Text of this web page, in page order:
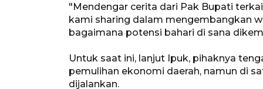
"Mendengar cerita dari Pak Bupati
kami sharing dalam mengembangkan
bagaimana potensi bahari di sana
Untuk saat ini, lanjut Ipuk, pihaknya
pemulihan ekonomi daerah, namun di
dijalankan.